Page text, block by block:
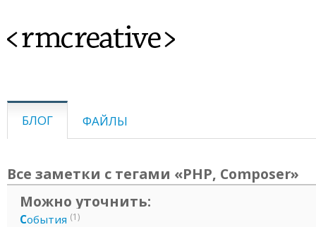
<rmcreative>
БЛОГ ФАЙЛЫ
Все заметки с тегами «PHP, Composer»
Можно уточнить:
События (1)